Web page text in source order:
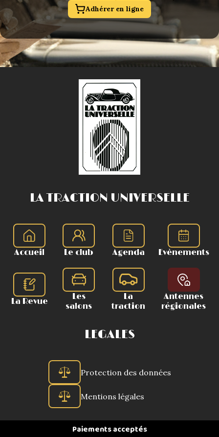
Adhérer en ligne
LA TRACTION UNIVERSELLE
Accueil Le club Agenda Evènements
La Revue
Les
salons
La
traction
Antennes
régionales
LEGALES
Protection des données
Mentions légales
Paiements acceptés